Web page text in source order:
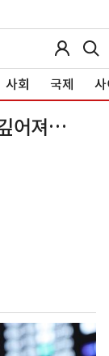
사회 국제 사
어져…